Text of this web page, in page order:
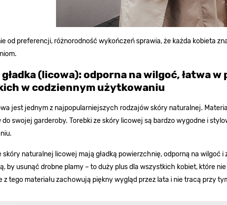
od preferencji, różnorodność wykończeń sprawia, że każda kobieta
(licowa): odporna na wilgoć, łatwa
w codziennym użytkowaniu
jest jednym z najpopularniejszych rodzajów skóry naturalnej.
swojej garderoby. Torebki ze skóry licowej są bardzo wygodne i
skóry naturalnej licowej mają gładką powierzchnię, odporną na wilgoć
by usunąć drobne plamy – to duży plus dla wszystkich kobiet, które
z tego materiału zachowują piękny wygląd przez lata i nie tracą przy